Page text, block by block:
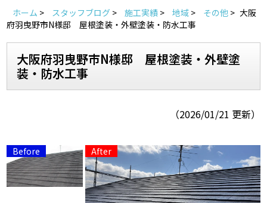
地域の事例がいっぱい
Home
雨漏りについて 雨漏りの施工実績
ヨネヤがお客様から選ばれる10の
リフォームローン
ホーム > スタッフブログ > 施工実績 > 地域 > その他 > 大阪
府羽曳野市N様邸 屋根塗装・外壁塗装・防水工事
大阪府羽曳野市N様邸 屋根塗装・外壁塗
装・防水工事
（2026/01/21 更新）